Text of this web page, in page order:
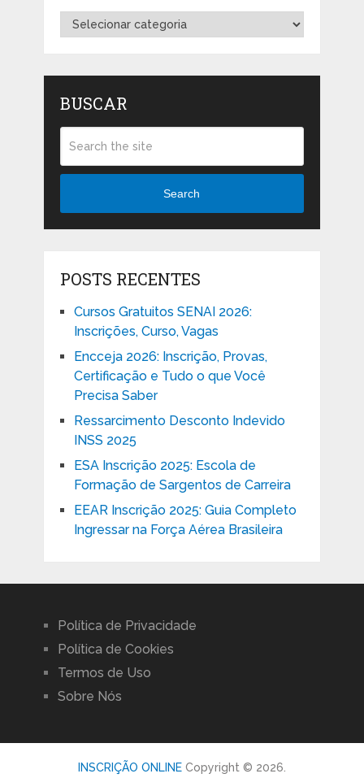
Categorias
BUSCAR
Search
POSTS RECENTES
Cursos Gratuitos SENAI 2026:
Inscrições, Curso, Vagas
Encceja 2026: Inscrição, Provas,
Certificação e Tudo o que Você
Precisa Saber
Ressarcimento Desconto Indevido
INSS 2025
ESA Inscrição 2025: Escola de
Formação de Sargentos de Carreira
EEAR Inscrição 2025: Guia Completo
Ingressar na Força Aérea Brasileira
Política de Privacidade
Política de Cookies
Termos de Uso
Sobre Nós
INSCRIÇÃO ONLINECopyright © 2026.